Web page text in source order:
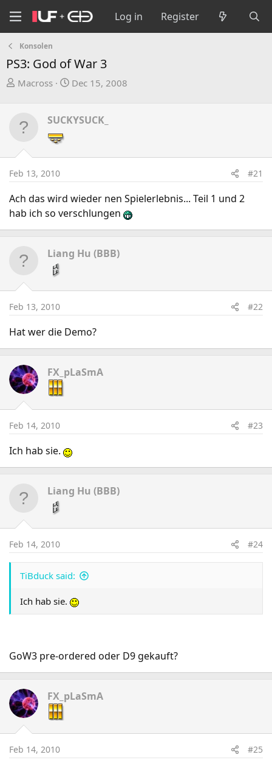
Log in Register
Konsolen
PS3: God of War 3
T
e
d
t
r
t
e
Macross
S
r
Dec 15, 2008
SUCKYSUCK_
Feb 13, 2010 #21
Ach das wird wieder nen Spielerlebnis... Teil 1 und 2
hab ich so verschlungen
Liang Hu (BBB)
Feb 13, 2010 #22
Hat wer die Demo?
FX_pLaSmA
Feb 14, 2010 #23
Ich hab sie.
Liang Hu (BBB)
Feb 14, 2010 #24
TiBduck said:
Ich hab sie.
GoW3 pre-ordered oder D9 gekauft?
FX_pLaSmA
Feb 14, 2010 #25